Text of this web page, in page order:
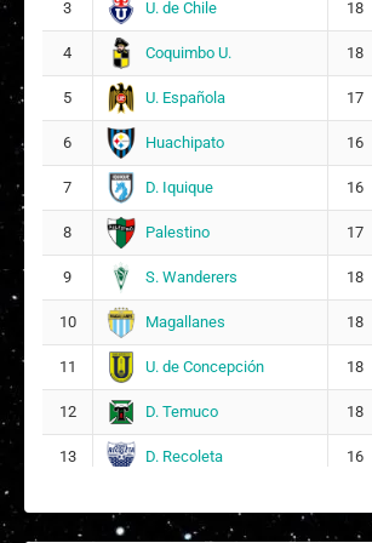
L Lidia Jael Riquelme Pino
25
Jazmín Valeska Gallardo Morales
9
3 U. de Chile 18
4 Coquimbo U. 18
5 U. Española 17
6 Huachipato 16
7 D. Iquique 16
8 Palestino 17
9 S. Wanderers 18
10 Magallanes 18
11 U. de Concepción 18
12 D. Temuco 18
13 D. Recoleta 16